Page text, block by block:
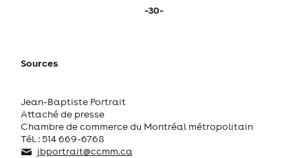
-30-
Sources
Jean-Baptiste Portrait
Attaché de presse
Chambre de commerce du Montréal métropolitain
Tél. : 514 669-6768
jbportrait@ccmm.ca